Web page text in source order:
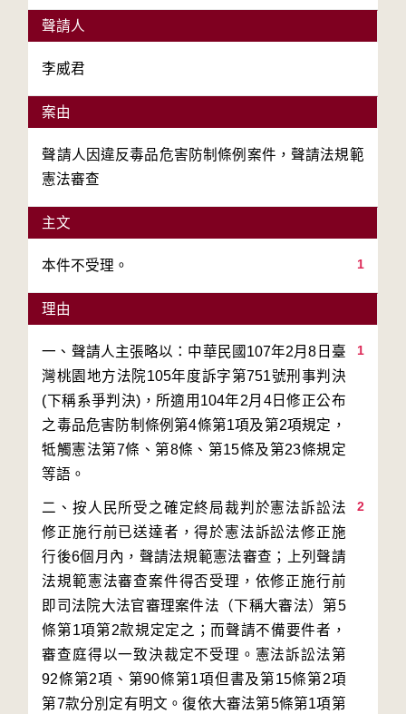
聲請人
李威君
案由
聲請人因違反毒品危害防制條例案件，聲請法規範
憲法審查
主文
1
本件不受理。
理由
1
一、聲請人主張略以：中華民國107年2月8日臺
灣桃園地方法院105年度訴字第751號刑事判決
(下稱系爭判決)，所適用104年2月4日修正公布
之毒品危害防制條例第4條第1項及第2項規定，
牴觸憲法第7條、第8條、第15條及第23條規定
2
二、按人民所受之確定終局裁判於憲法訴訟法
修正施行前已送達者，得於憲法訴訟法修正施
行後6個月內，聲請法規範憲法審查；上列聲請
法規範憲法審查案件得否受理，依修正施行前
即司法院大法官審理案件法（下稱大審法）第5
條第1項第2款規定定之；而聲請不備要件者，
審查庭得以一致決裁定不受理。憲法訴訟法第
92條第2項、第90條第1項但書及第15條第2項
第7款分別定有明文。復依大審法第5條第1項第